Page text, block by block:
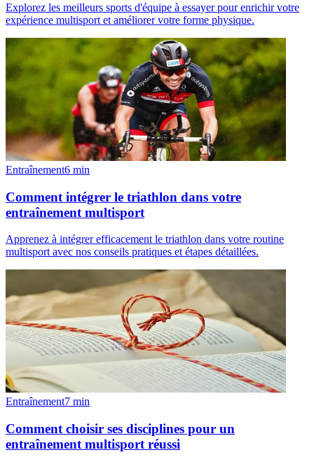
Explorez les meilleurs sports d'équipe à essayer pour enrichir votre
expérience multisport et améliorer votre forme physique.
Entraînement6 min
Comment intégrer le triathlon dans votre
entraînement multisport
Apprenez à intégrer efficacement le triathlon dans votre routine
multisport avec nos conseils pratiques et étapes détaillées.
Entraînement7 min
Comment choisir ses disciplines pour un
entraînement multisport réussi